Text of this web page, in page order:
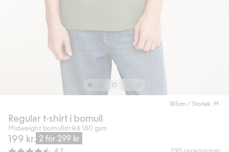
185cm / Storlek: M
Regular t-shirt i bomull
Midweight bomullstrikå 180 gsm
199 kr. 2 för 299 kr
295 recensioner